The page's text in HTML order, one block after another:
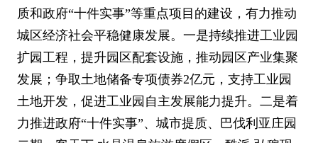
质和政府“十件实事”等重点项目的建设，有力推动
城区经济社会平稳健康发展。一是持续推进工业园
扩园工程，提升园区配套设施，推动园区产业集聚
发展；争取土地储备专项债券2亿元，支持工业园
土地开发，促进工业园自主发展能力提升。二是着
力推进政府“十件实事”、城市提质、巴伐利亚庄园